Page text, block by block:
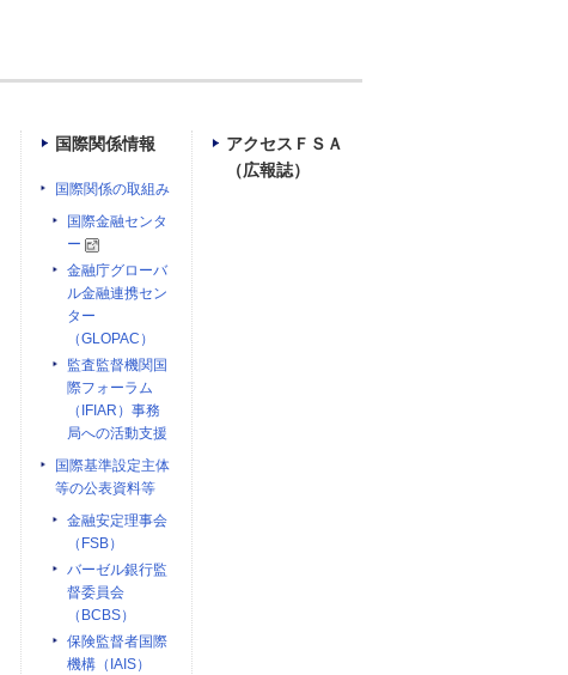
国際関係情報
国際関係の取組み
国際金融センタ
ー
金融庁グローバ
ル金融連携セン
ター
（GLOPAC）
監査監督機関国
際フォーラム
（IFIAR）事務
局への活動支援
国際基準設定主体
等の公表資料等
金融安定理事会
（FSB）
バーゼル銀行監
督委員会
（BCBS）
保険監督者国際
機構（IAIS）
アクセスＦＳＡ
（広報誌）